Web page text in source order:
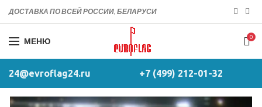
ДОСТАВКА ПО ВСЕЙ РОССИИ, БЕЛАРУСИ
МЕНЮ 0
24@evroflag24.ru +7 (499) 212-01-32